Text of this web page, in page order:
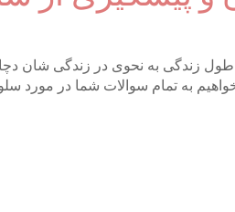
از خانم ها در طول زندگی به نحوی در
به تمام سوالات شما در مورد